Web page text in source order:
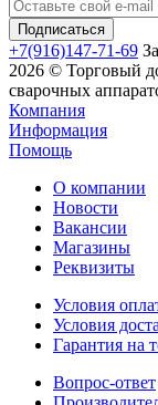
+7(916)147-71-69
2026 © Торговый
сварочных
Компания
Информация
Помощь
О компании
Новости
Вакансии
Магазины
Реквизиты
Условия
Условия
Гарантия на
Вопрос-ответ